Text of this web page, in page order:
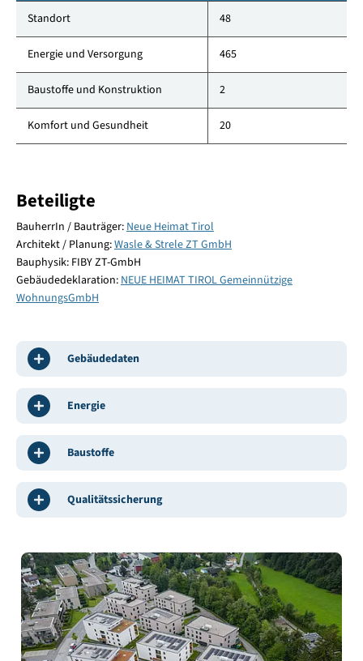
Standort 48
Energie und Versorgung 465
Baustoffe und Konstruktion 2
Komfort und Gesundheit 20
Beteiligte
BauherrIn / Bauträger: Neue Heimat Tirol
Architekt / Planung:Wasle & Strele ZT GmbH
Bauphysik: FIBY ZT-GmbH
Gebäudedeklaration: NEUE HEIMAT TIROL Gemeinnützige
WohnungsGmbH
Gebäudedaten
Energie
Baustoffe
Qualitätssicherung